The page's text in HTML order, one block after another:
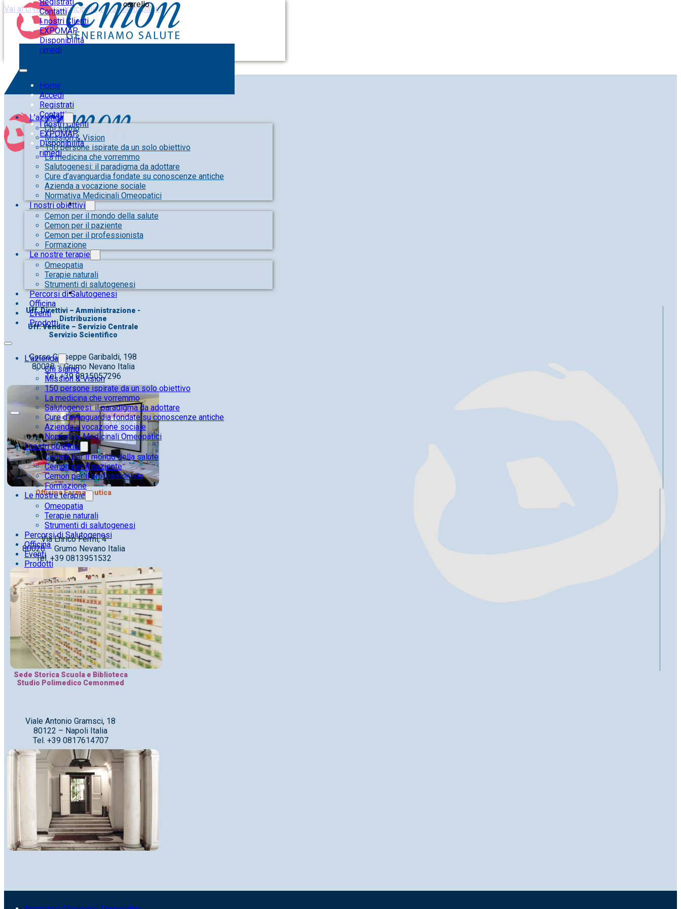
Vai al contenuto principale Vai al piè di pagina
Contatti
I nostri Clienti
EXPOMAP
Disponibilità
rimedi
Home
Accedi
Registrati
Contatti
I nostri Clienti
EXPOMAP
Disponibilità
rimedi
carrello.
L’azienda
Chi siamo
Mission & Vision
150 persone ispirate da un solo obiettivo
La medicina che vorremmo
Salutogenesi: il paradigma da adottare
Cure d’avanguardia fondate su conoscenze antiche
Azienda a vocazione sociale
Normativa Medicinali Omeopatici
I nostri obiettivi
Cemon per il mondo della salute
Cemon per il paziente
Cemon per il professionista
Formazione
Le nostre terapie
Omeopatia
Terapie naturali
Strumenti di salutogenesi
Percorsi di Salutogenesi
Officina
Eventi
Prodotti
L’azienda
Chi siamo
Mission & Vision
150 persone ispirate da un solo obiettivo
La medicina che vorremmo
Salutogenesi: il paradigma da adottare
Cure d’avanguardia fondate su conoscenze antiche
Azienda a vocazione sociale
Normativa Medicinali Omeopatici
I nostri obiettivi
Cemon per il mondo della salute
Cemon per il paziente
Cemon per il professionista
Formazione
Le nostre terapie
Omeopatia
Terapie naturali
Strumenti di salutogenesi
Percorsi di Salutogenesi
Officina
Eventi
Prodotti
Uff. Direttivi – Amministrazione -
Distribuzione
Uff. Vendite – Servizio Centrale
Servizio Scientifico
Corso Giuseppe Garibaldi, 198
80028 – Grumo Nevano Italia
Tel. +39 0815057296
Officina Farmaceutica
Via Enrico Fermi, 4
80028 – Grumo Nevano Italia
Tel. +39 0813951532
Sede Storica Scuola e Biblioteca
Studio Polimedico Cemonmed
Viale Antonio Gramsci, 18
80122 – Napoli Italia
Tel. +39 0817614707